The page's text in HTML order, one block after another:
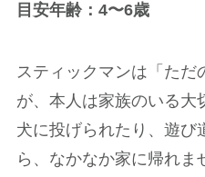
目安年齢：4〜6歳
スティックマンは「ただ
が、本人は家族のいる大
犬に投げられたり、遊び
ら、なかなか家に帰れま